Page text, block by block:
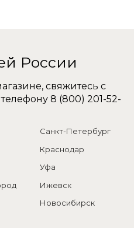
России
свяжитесь с
8 (800) 201-52-
Санкт-Петербург
Краснодар
Уфа
Ижевск
Новосибирск